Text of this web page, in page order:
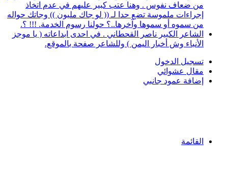
من ضعاف نفوس . وهنا عتب كبير عليهم في عدم اتخاذ
إجراءات ملموسة تضع حدا لـ (( لو جاك مليون )) وجاتك حواله
من سموه أو سموها وآخرها..؟ حولنا رسوم الخدمة. !!! ؟.
الشاعر الكبير ناصر القحطاني . في احدى ابداعاته ( يا موجز
الأنباء وش أخبار اليمن ) وللشاعر صفحة بالموقع.
تسجيل الدخول
مقال عشوائي
إضافة عمود جانبي
القائمة